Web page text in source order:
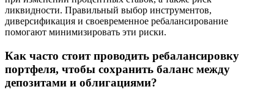
ликвидности. Правильный выбор инструментов,
диверсификация и своевременное ребалансирование
помогают минимизировать эти риски.
Как часто стоит проводить ребалансировку
портфеля, чтобы сохранить баланс между
депозитами и облигациями?